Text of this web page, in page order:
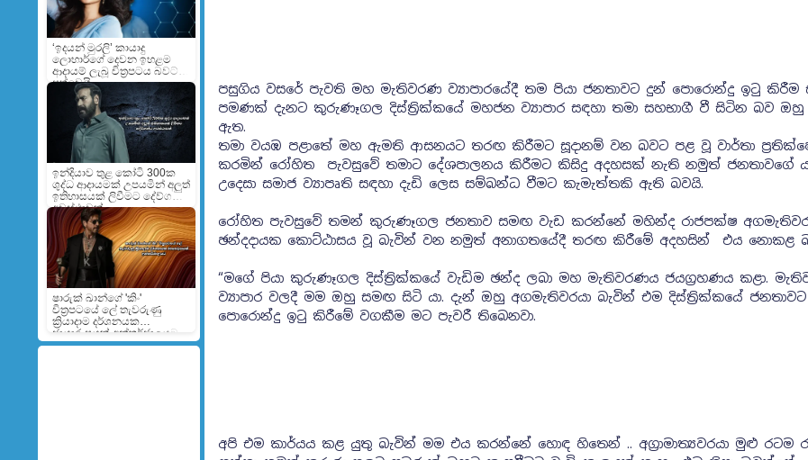
‘ඉදයන් මුරලි’ කායාදු
ලොහාර්ගේ දෙවන ඉහළම
ආදායම් ලැබූ චිත්‍රපටය බවට
පත්වෙයි
ඉන්දියාව තුළ කෝටි 300ක
ශුද්ධ ආදායමක් උපයමින් අලුත්
ඉතිහාසයක් ලිවීමට දේව්ගන්ට
අවස්ථාවක්
ෂාරුක් ඛාන්ගේ 'කිං'
චිත්‍රපටයේ ලේ තැවරුණු
ක්‍රියාදාම දර්ශනයක
ඡායාරූපයක් අන්තර්ජාලයට
පසුගිය වසරේ පැවති මහ මැතිවරණ ව්‍යාපාරයේදී තම පියා ජනතාවට දුන් පොරොන්දු ඉටු කිරීම
පමණක් දැනට කුරුණෑගල දිස්ත්‍රික්කයේ මහජන ව්‍යාපාර සඳහා තමා සහභාගී වී සිටින බව ඔහු
ඇත.
තමා වයඹ පළාතේ මහ ඇමති ආසනයට තරඟ කිරීමට සූදානම් වන බවට පළ වූ වාර්තා
කරමින් රෝහිත පැවසුවේ තමාට දේශපාලනය කිරීමට කිසිදු අදහසක් නැති නමුත් ජනතාවගේ
උදෙසා සමාජ ව්‍යාපෘති සඳහා දැඩි ලෙස සම්බන්ධ වීමට කැමැත්තකි ඇති බවයි.
රෝහිත පැවසුවේ තමන් කුරුණෑගල ජනතාව සමඟ වැඩ කරන්නේ මහින්ද රාජපක්ෂ
ඡන්දදායක කොට්ඨාසය වූ බැවින් වන නමුත් අනාගතයේදී තරඟ කිරීමේ අදහසින් එය නොකළ
“මගේ පියා කුරුණෑගල දිස්ත්‍රික්කයේ වැඩිම ඡන්ද ලබා මහ මැතිවරණය ජයග්‍රහණය කළා.
ව්‍යාපාර වලදී මම ඔහු සමඟ සිටි යා. දැන් ඔහු අගමැතිවරයා බැවින් එම දිස්ත්‍රික්කයේ
පොරොන්දු ඉටු කිරීමේ වගකීම මට පැවරී තිබෙනවා.
අපි එම කාර්යය කළ යුතු බැවින් මම එය කරන්නේ හොඳ හිතෙන් .. අග්‍රාමාත්‍යවරයා මුළු රටම